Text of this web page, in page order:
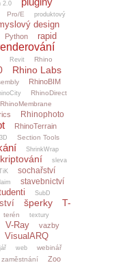
2.0
Pro/E
produktový
design
Python
rapid
Revit Rhino
Rhino Labs
RhinoBIM
RhinoDirect
RhinoMembrane
Rhinophoto
RhinoTerrain
Section Tools
ShrinkWrap
sleva
sochařství
stavebnictví
SubD
šperky
T-
terén
textury
V-Ray vazby
VisualARQ
web
webinář
zaměstnání Zoo